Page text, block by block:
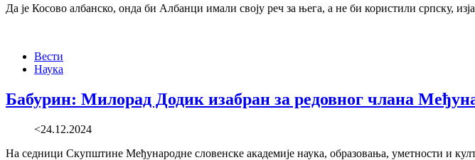
Да је Косово албанско, онда би Албанци имали своју реч за њега, а не би користили српску,
Вести
Наука
Бабурин: Милорад Додик изабран за редовног члана
<24.12.2024
На седници Скупштине Међународне словенске академије наука, образовања, уметности и